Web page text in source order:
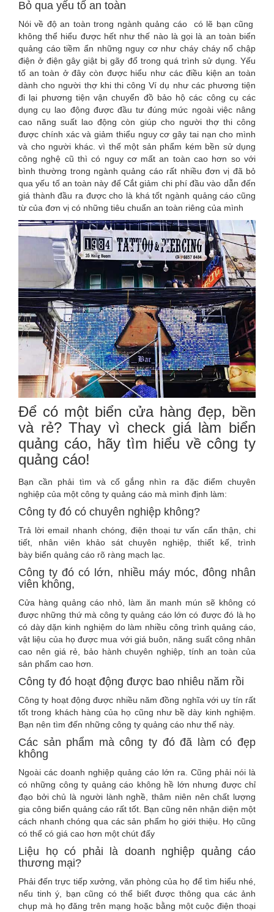
Bỏ qua yếu tố an toàn
Nói về độ an toàn trong ngành quảng cáo có lẽ bạn cũng
không thể hiểu được hết như thế nào là gọi là an toàn biển
quảng cáo tiềm ẩn những nguy cơ như cháy cháy nổ chập
điện ở điện gây giật bị gãy đổ trong quá trình sử dụng. Yếu
tố an toàn ở đây còn được hiểu như các điều kiện an toàn
dành cho người thợ khi thi công Ví dụ như các phương tiện
đi lại phương tiện vận chuyển đồ bảo hộ các công cụ các
dụng cụ lao động được đầu tư đúng mức ngoài việc nâng
cao năng suất lao động còn giúp cho người thợ thi công
được chính xác và giảm thiểu nguy cơ gây tai nạn cho mình
và cho người khác. vì thế một sản phẩm kém bền sử dụng
công nghệ cũ thì có nguy cơ mất an toàn cao hơn so với
bình thường trong ngành quảng cáo rất nhiều đơn vị đã bỏ
qua yếu tố an toàn này để Cắt giảm chi phí đầu vào dẫn đến
giá thành đầu ra được cho là khá tốt ngành quảng cáo cũng
từ của đơn vị có những tiêu chuẩn an toàn riêng của mình
Để có một biển cửa hàng đẹp, bền
và rẻ? Thay vì check giá làm biển
quảng cáo, hãy tìm hiểu về công ty
quảng cáo!
Bạn cần phải tìm và cố gắng nhìn ra đặc điểm chuyên
nghiệp của một công ty quảng cáo mà mình định làm:
Công ty đó có chuyên nghiệp không?
Trả lời email nhanh chóng, điện thoại tư vấn cẩn thận, chi
tiết, nhân viên khảo sát chuyên nghiệp, thiết kế, trình
bày biển quảng cáo rõ ràng mạch lạc.
Công ty đó có lớn, nhiều máy móc, đông nhân
viên không,
Cửa hàng quảng cáo nhỏ, làm ăn manh mún sẽ không có
được những thứ mà công ty quảng cáo lớn có được đó là họ
có dày dặn kinh nghiệm do làm nhiều công trình quảng cáo,
vật liệu của họ được mua với giá buôn, năng suất công nhân
cao nên giá rẻ, bảo hành chuyên nghiệp, tính an toàn của
sản phẩm cao hơn.
Công ty đó hoạt động được bao nhiêu năm rồi
Công ty hoạt động được nhiều năm đồng nghĩa với uy tín rất
tốt trong khách hàng của họ cũng như bề dày kinh nghiệm.
Bạn nên tìm đến những công ty quảng cáo như thế này.
Các sản phẩm mà công ty đó đã làm có đẹp
không
Ngoài các doanh nghiệp quảng cáo lớn ra. Cũng phải nói là
có những công ty quảng cáo không hề lớn nhưng được chỉ
đạo bởi chủ là người lành nghề, thâm niên nên chất lượng
gia công biển quảng cáo rất tốt. Bạn cũng nên nhận diện một
cách nhanh chóng qua các sản phẩm họ giới thiệu. Họ cũng
có thể có giá cao hơn một chút đấy
Liệu họ có phải là doanh nghiệp quảng cáo
thương mại?
Phải đến trực tiếp xưởng, văn phòng của họ để tìm hiểu nhé,
nếu tinh ý, bạn cũng có thể biết được thông qua các ảnh
chụp mà họ đăng trên mạng hoặc bằng một cuộc điện thoại